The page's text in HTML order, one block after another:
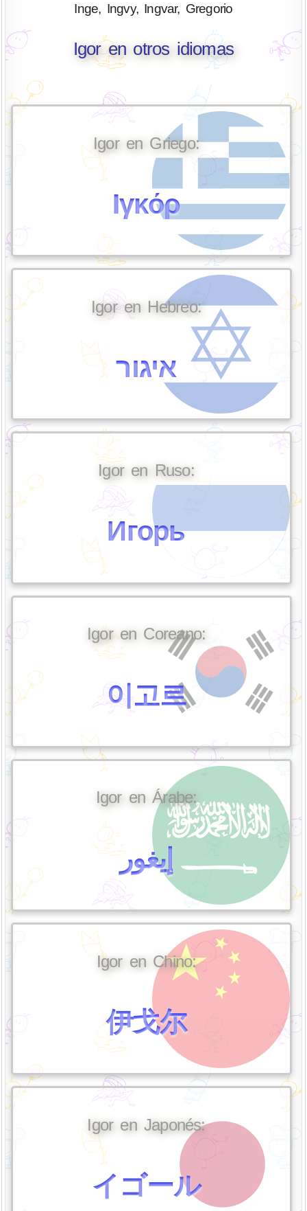
Inge, Ingvy, Ingvar, Gregorio
Igor en otros idiomas
Igor en Griego:
Ιγκόρ
Igor en Hebreo:
איגור
Igor en Ruso:
Игорь
Igor en Coreano:
이고르
Igor en Árabe:
إيغور
Igor en Chino:
伊戈尔
Igor en Japonés:
イゴール